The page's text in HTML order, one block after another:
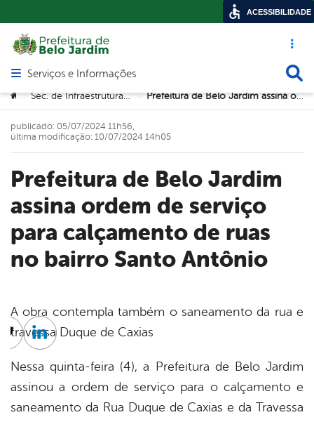
Acesso
Abrir menu principal de navegação
Serviços e Informações
Você está aqui:
> Sec. de Infraestrutura e Urbanismo > Prefeitura de Belo Jardim assina ordem de serviço para calçamento de ruas no bairro Santo Antônio
Prefeitura de Belo Jardim
assina ordem de serviço
para calçamento de ruas
no bairro Santo Antônio
publicado: 05/07/2024 11h56,
última modificação: 10/07/2024 14h05
A obra contempla também o saneamento da rua e
travessa Duque de Caxias
Nessa quinta-feira (4), a Prefeitura de Belo Jardim
assinou a ordem de serviço para o calçamento e
saneamento da Rua Duque de Caxias e da Travessa
TwitterLinkedin
ACESSIBILIDADE